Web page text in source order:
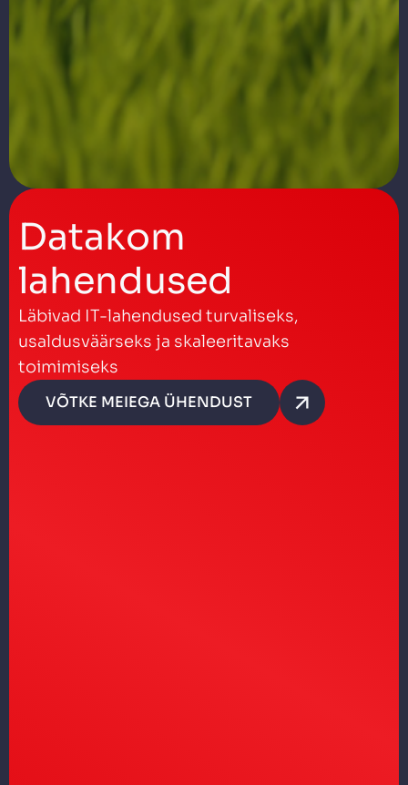
Datakom
lahendused
Läbivad IT-lahendused turvaliseks,
usaldusväärseks ja skaleeritavaks
toimimiseks
VÕTKE MEIEGA ÜHENDUST